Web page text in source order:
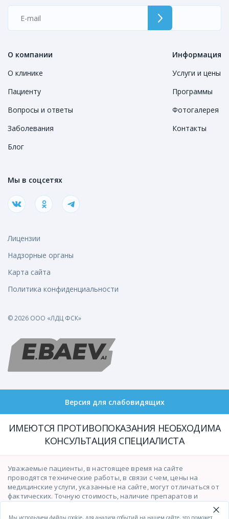
О компании
О клинике
Пациенту
Вопросы и ответы
Заболевания
Блог
Информация
Услуги и цены
Программы
Фотогалерея
Контакты
Мы в соцсетях
Лицензии
Надзорные органы
Карта сайта
Политика конфиденциальности
© 2026 ООО «ЛДЦ ФСК»
Версия для слабовидящих
ИМЕЮТСЯ ПРОТИВОПОКАЗАНИЯ НЕОБХОДИМА
КОНСУЛЬТАЦИЯ СПЕЦИАЛИСТА
Уважаемые пациенты, в настоящее время на сайте
проводятся технические работы, в связи с чем, цены на
медицинские услуги, указанные на сайте, могут отличаться от
фактических. Точную стоимость, наличие препаратов и
возможность оказания медицинских услуг просим уточнять у
операторов контакт-центра по телефону(391)201-03-03.
Мы используем файлы cookie, для анализа событий на нашем сайте, это поможет